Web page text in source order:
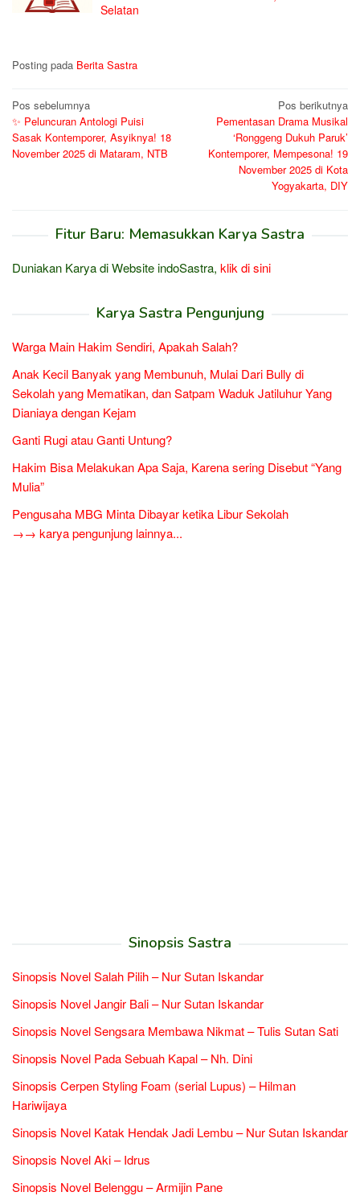
Selatan
Posting pada Berita Sastra
Navigasi
pos
Pos sebelumnya
✨ Peluncuran Antologi Puisi
Sasak Kontemporer, Asyiknya! 18
November 2025 di Mataram, NTB
Pos berikutnya
Pementasan Drama Musikal
‘Ronggeng Dukuh Paruk’
Kontemporer, Mempesona! 19
November 2025 di Kota
Yogyakarta, DIY
Fitur Baru: Memasukkan Karya Sastra
Duniakan Karya di Website indoSastra, klik di sini
Karya Sastra Pengunjung
Warga Main Hakim Sendiri, Apakah Salah?
Anak Kecil Banyak yang Membunuh, Mulai Dari Bully di
Sekolah yang Mematikan, dan Satpam Waduk Jatiluhur Yang
Dianiaya dengan Kejam
Ganti Rugi atau Ganti Untung?
Hakim Bisa Melakukan Apa Saja, Karena sering Disebut “Yang
Mulia”
Pengusaha MBG Minta Dibayar ketika Libur Sekolah
→→ karya pengunjung lainnya...
Sinopsis Sastra
Sinopsis Novel Salah Pilih – Nur Sutan Iskandar
Sinopsis Novel Jangir Bali – Nur Sutan Iskandar
Sinopsis Novel Sengsara Membawa Nikmat – Tulis Sutan Sati
Sinopsis Novel Pada Sebuah Kapal – Nh. Dini
Sinopsis Cerpen Styling Foam (serial Lupus) – Hilman
Hariwijaya
Sinopsis Novel Katak Hendak Jadi Lembu – Nur Sutan Iskandar
Sinopsis Novel Aki – Idrus
Sinopsis Novel Belenggu – Armijin Pane